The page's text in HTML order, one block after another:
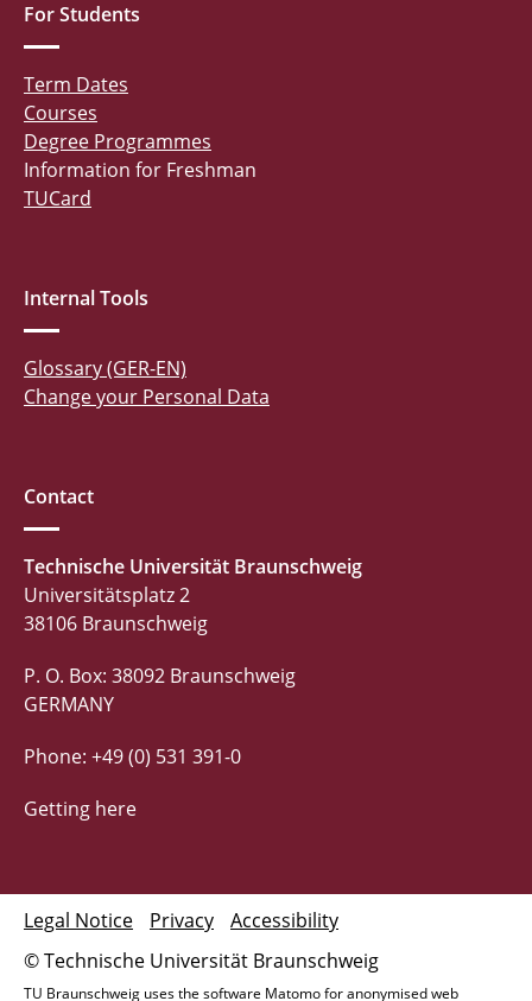
For Students
Term Dates
Courses
Degree Programmes
Information for Freshman
TUCard
Internal Tools
Glossary (GER-EN)
Change your Personal Data
Contact
Technische Universität Braunschweig
Universitätsplatz 2
38106 Braunschweig
P. O. Box: 38092 Braunschweig
GERMANY
Phone: +49 (0) 531 391-0
Getting here
© Technische Universität Braunschweig
Legal Notice Privacy Accessibility
TU Braunschweig uses the software Matomo for anonymised web